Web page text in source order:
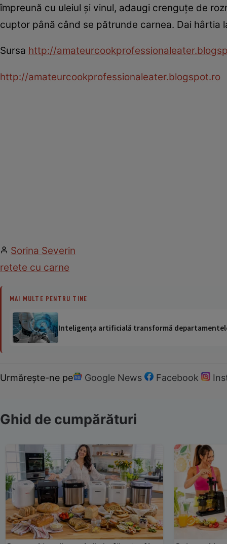
împreună cu uleiul şi vinul, adaugi crenguţe de
cuptor până când se pătrunde carnea. Dai hârtia
Sursa http://
http://amateurcookprofessionaleater.blogspot.ro
Sorina Severin
retete cu carne
MAI MULTE PENTRU TINE
Inteligența artificială transformă
Urmărește-ne pe Google News Facebook
Ghid de cumpărături